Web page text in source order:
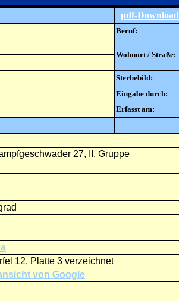
pdf-Download
Beruf:
Wohnort / Straße:
Sterbebild:
Eingabe durch:
Erfasst am:
27, II. Gruppe
12, Platte 3 verzeichnet
von Google